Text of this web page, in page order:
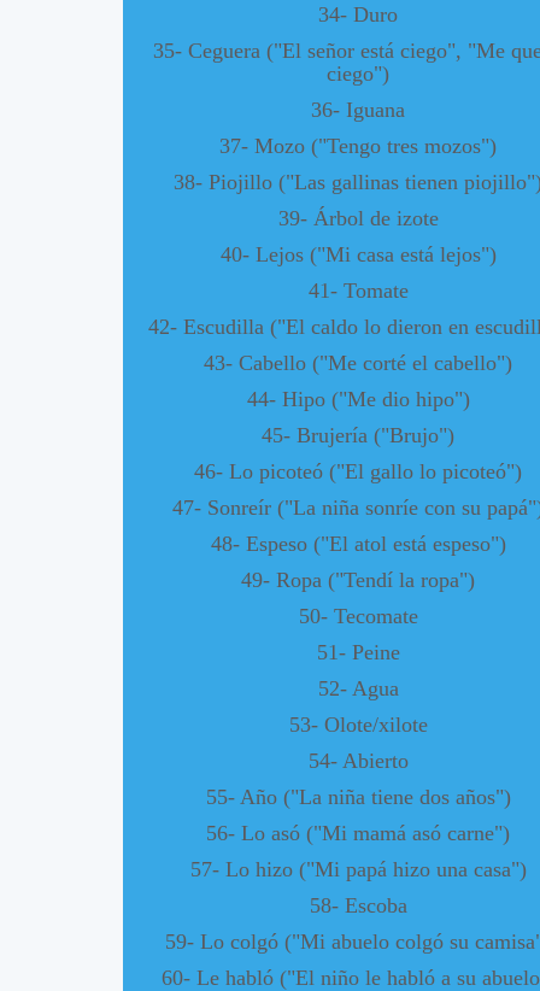
34- Duro
35- Ceguera ("El señor está ciego", "Me
ciego")
36- Iguana
37- Mozo ("Tengo tres mozos")
38- Piojillo ("Las gallinas tienen
39- Árbol de izote
40- Lejos ("Mi casa está lejos")
41- Tomate
42- Escudilla ("El caldo lo dieron en
43- Cabello ("Me corté el cabello")
44- Hipo ("Me dio hipo")
45- Brujería ("Brujo")
46- Lo picoteó ("El gallo lo picoteó")
47- Sonreír ("La niña sonríe con su
48- Espeso ("El atol está espeso")
49- Ropa ("Tendí la ropa")
50- Tecomate
51- Peine
52- Agua
53- Olote/xilote
54- Abierto
55- Año ("La niña tiene dos años")
56- Lo asó ("Mi mamá asó carne")
57- Lo hizo ("Mi papá hizo una casa")
58- Escoba
59- Lo colgó ("Mi abuelo colgó su
60- Le habló ("El niño le habló a su